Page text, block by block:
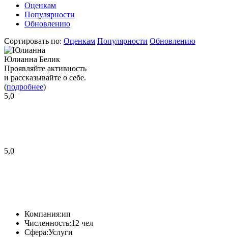
Оценкам
Популярности
Обновлению
Сортировать по: Оценкам Популярности Обновлению
Юлианна Белик
Проявляйте активность
и рассказывайте о себе.
(подробнее)
5,0
5,0
Компания:ип
Численность:12 чел
Сфера:Услуги